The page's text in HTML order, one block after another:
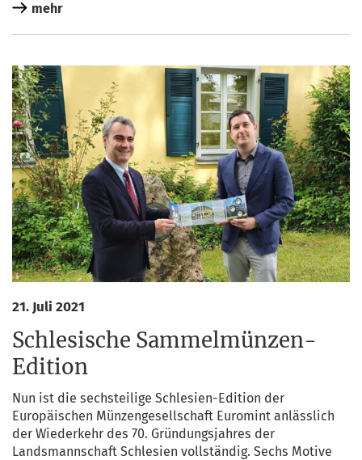
mehr
21. Juli 2021
Schlesische Sammelmünzen-
Edition
Nun ist die sechs­tei­li­ge Schle­si­en-Edi­ti­on der
Euro­päi­schen Mün­zen­ge­sell­schaft Eurom­int anläss­lich
der Wie­der­kehr des 70. Grün­dungs­jah­res der
Lands­mann­schaft Schle­si­en voll­stän­dig. Sechs Moti­ve